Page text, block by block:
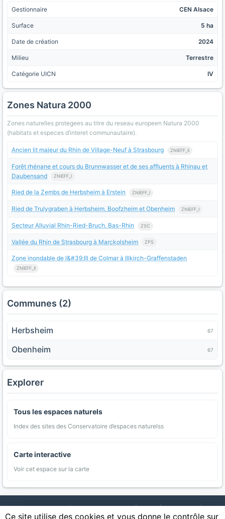
Gestionnaire CEN Alsace
Surface 5 ha
Date de création 2024
Milieu Terrestre
Catégorie UICN IV
Zones Natura 2000
Zones naturelles protegees au titre du reseau europeen Natura 2000
(habitats et especes d’interet communautaire).
Ancien lit majeur du Rhin de Village-Neuf à Strasbourg ZNIEFF_II
Forêt rhénane et cours du Brunnwasser et de ses affluents à Rhinau et
Daubensand
ZNIEFF_I
Ried de la Zembs de Herbsheim à Erstein ZNIEFF_I
Ried de Trulygraben à Herbsheim, Boofzheim et Obenheim ZNIEFF_I
Secteur Alluvial Rhin-Ried-Bruch, Bas-Rhin ZSC
Vallée du Rhin de Strasbourg à Marckolsheim ZPS
Zone inondable de l&#39;Ill de Colmar à Illkirch-Graffenstaden
ZNIEFF_II
Communes (2)
Herbsheim 67
Obenheim 67
Explorer
Tous les espaces naturels
Index des sites des Conservatoire d’espaces naturelss
Carte interactive
Voir cet espace sur la carte
AgriMap — Données agricoles ouvertes | Carte | Communes |
Ce site utilise des cookies et vous donne le contrôle sur